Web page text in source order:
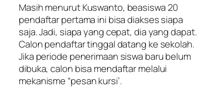
Masih menurut Kuswanto, beasiswa 20
pendaftar pertama ini bisa diakses siapa
saja. Jadi, siapa yang cepat, dia yang dapat.
Calon pendaftar tinggal datang ke sekolah.
Jika periode penerimaan siswa baru belum
dibuka, calon bisa mendaftar melalui
mekanisme “pesan kursi’.